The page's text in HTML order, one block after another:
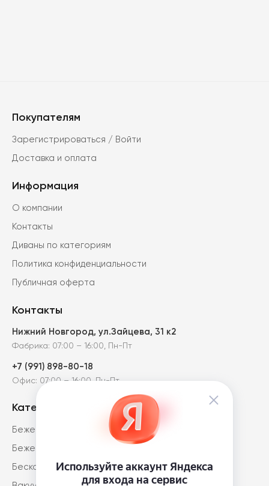
Покупателям
Зарегистрироваться / Войти
Доставка и оплата
Информация
О компании
Контакты
Диваны по категориям
Политика конфиденциальности
Публичная оферта
Контакты
Нижний Новгород, ул.Зайцева, 31 к2
Фабрика: 07:00 – 16:00, Пн-Пт
+7 (991) 898-80-18
Офис: 07:00 – 16:00, Пн-Пт
Категории диванов
Бежевые диваны
Бежевые диваны-книжка
Бескаркасные диваны